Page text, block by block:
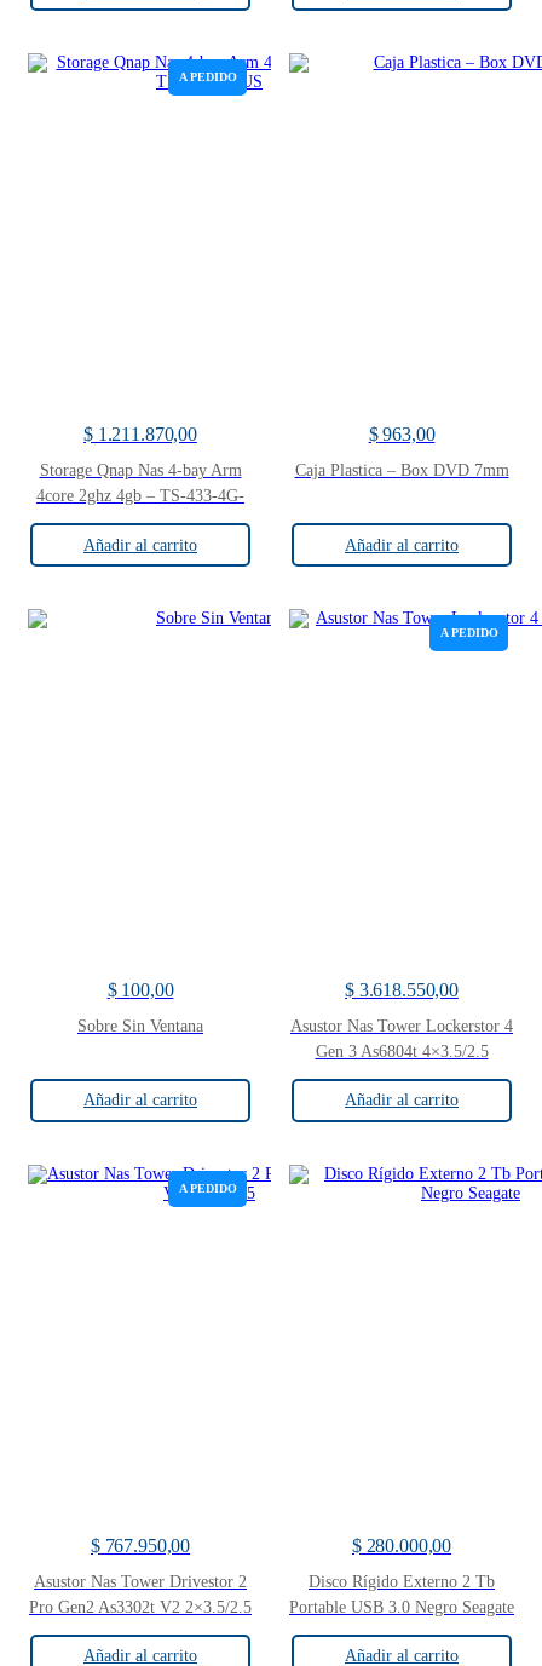
A PEDIDO
$1.211.870,00
Storage Qnap Nas 4-bay Arm
4core 2ghz 4gb – TS-433-4G-
US
Añadir al carrito
$963,00
Caja Plastica – Box DVD 7mm
Añadir al carrito
$100,00
Sobre Sin Ventana
Añadir al carrito
A PEDIDO
$3.618.550,00
Asustor Nas Tower Lockerstor 4
Gen 3 As6804t 4×3.5/2.5
Añadir al carrito
A PEDIDO
$767.950,00
Asustor Nas Tower Drivestor 2
Pro Gen2 As3302t V2 2×3.5/2.5
Añadir al carrito
$280.000,00
Disco Rígido Externo 2 Tb
Portable USB 3.0 Negro Seagate
Añadir al carrito